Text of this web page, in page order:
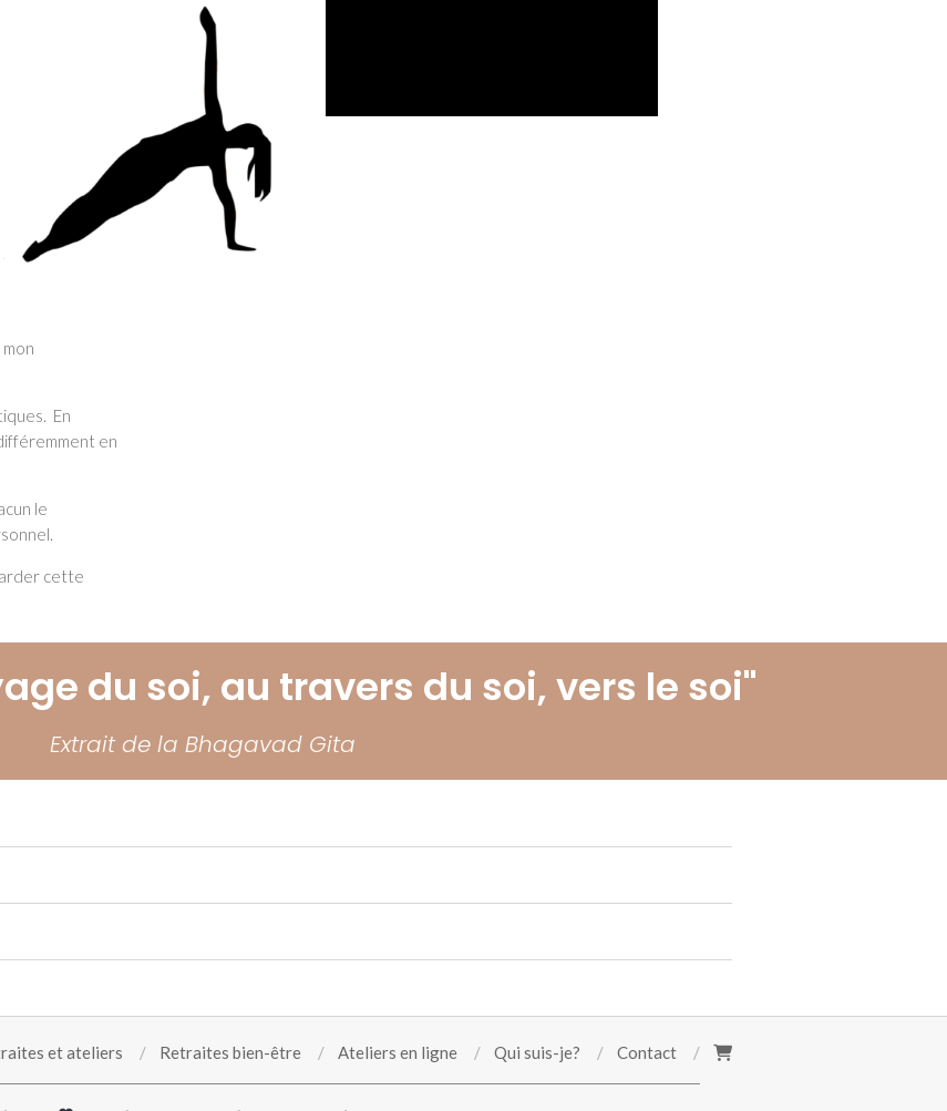
En
en
le
cette
Extrait de la Bhagavad Gita
du soi, au travers du soi, vers le soi"
et ateliers Retraites bien-être Ateliers en ligne Qui suis-je? Contact